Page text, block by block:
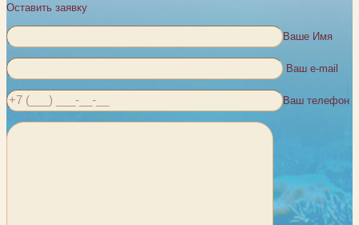
Оставить заявку
Ваше Имя
Ваш e-mail
Ваш телефон